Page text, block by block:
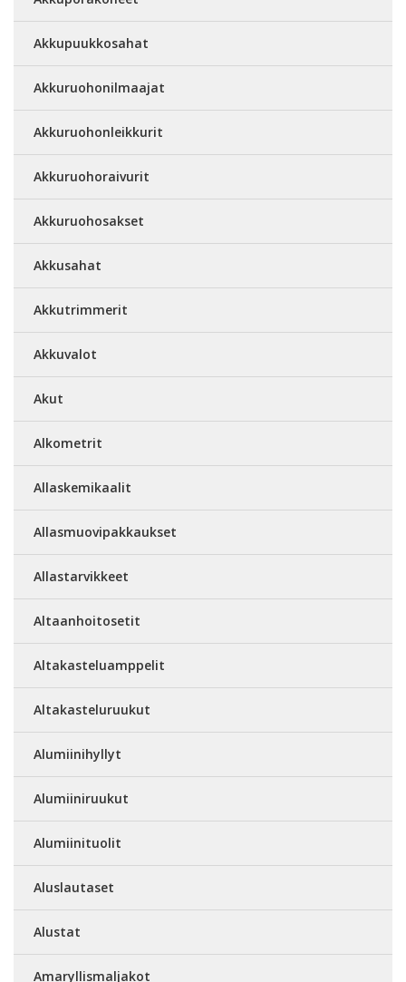
Akkupuukkosahat
Akkuruohonilmaajat
Akkuruohonleikkurit
Akkuruohoraivurit
Akkuruohosakset
Akkusahat
Akkutrimmerit
Akkuvalot
Akut
Alkometrit
Allaskemikaalit
Allasmuovipakkaukset
Allastarvikkeet
Altaanhoitosetit
Altakasteluamppelit
Altakasteluruukut
Alumiinihyllyt
Alumiiniruukut
Alumiinituolit
Aluslautaset
Alustat
Amaryllismaljakot